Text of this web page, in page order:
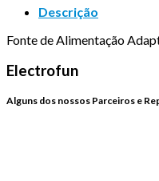
Descrição
Fonte de Alimentação
Electrofun
Alguns dos nossos Parceiros e